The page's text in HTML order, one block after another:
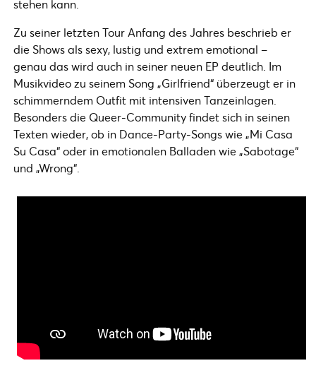
stehen kann.
Zu seiner letzten Tour Anfang des Jahres beschrieb er
die Shows als sexy, lustig und extrem emotional –
genau das wird auch in seiner neuen EP deutlich. Im
Musikvideo zu seinem Song „Girlfriend“ überzeugt er in
schimmerndem Outfit mit intensiven Tanzeinlagen.
Besonders die Queer-Community findet sich in seinen
Texten wieder, ob in Dance-Party-Songs wie „Mi Casa
Su Casa“ oder in emotionalen Balladen wie „Sabotage“
und „Wrong“.